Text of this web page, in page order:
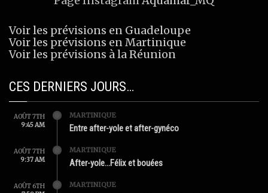
Voir les prévisions en Guadeloupe
Voir les prévisions en Martinique
Voir les prévisions à la Réunion
CES DERNIERS JOURS…
AOÛT 7TH
9:45 AM
MARTINIQUE
Entre after-yole et after-gynéco
AOÛT 7TH
9:37 AM
MARTINIQUE
After-yole…Félix et bouées
AOÛT 6TH
MARTINIQUE